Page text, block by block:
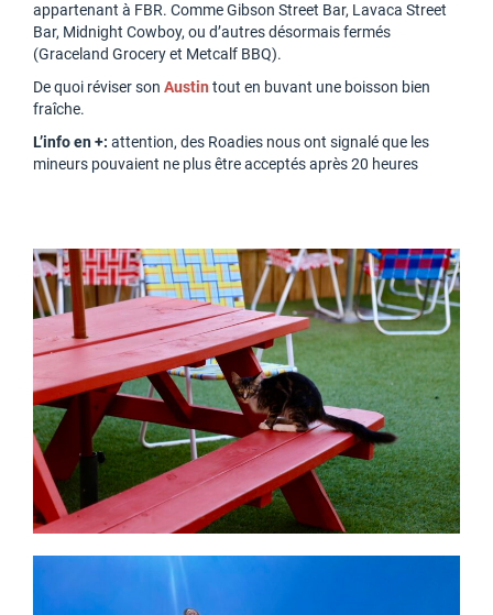
appartenant à FBR. Comme Gibson Street Bar, Lavaca Street
Bar, Midnight Cowboy, ou d’autres désormais fermés
(Graceland Grocery et Metcalf BBQ).
De quoi réviser son Austin tout en buvant une boisson bien
fraîche.
L’info en +: attention, des Roadies nous ont signalé que les
mineurs pouvaient ne plus être acceptés après 20 heures